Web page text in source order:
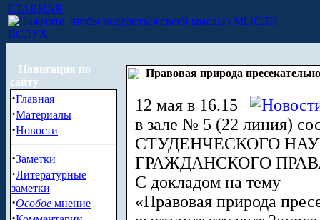
ГЛАВНАЯ
МЫСЛИ
ВСЛУХ
Навигация по
сайту
·Главная
·Материалы
·Новости
·Заметки
·Литературные
заметки
·Особое мнение
Правовая природа
12 мая в 16.15
в зале № 5 (22 линия)
СТУДЕНЧЕСКОГО
ГРАЖДАНСКОГО
С докладом на тему
«Правовая природа